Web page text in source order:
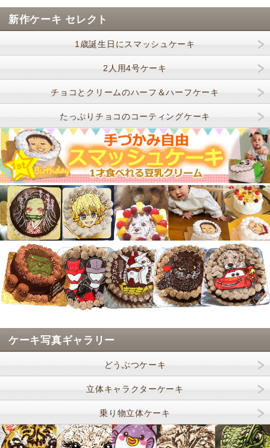
新作ケーキ セレクト
1歳誕生日にスマッシュケーキ
2人用4号ケーキ
チョコとクリームのハーフ＆ハーフケーキ
たっぷりチョコのコーティングケーキ
ケーキ写真ギャラリー
どうぶつケーキ
立体キャラクターケーキ
乗り物立体ケーキ